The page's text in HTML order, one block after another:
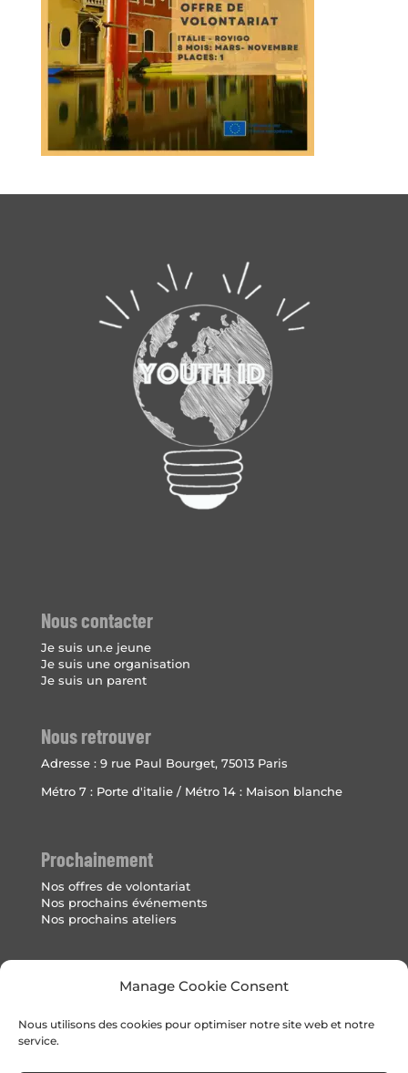
Manage Cookie Consent
Nous utilisons des cookies pour optimiser notre site web et notre
service.
Nous contacter
Je suis un.e jeune
Je suis une organisation
Je suis un parent
Nous retrouver
Adresse : 9 rue Paul Bourget, 75013 Paris
Métro 7 : Porte d'italie / Métro 14 : Maison blanche
Prochainement
Nos offres de volontariat
Nos prochains événements
Nos prochains ateliers
Politique de cookies (UE)